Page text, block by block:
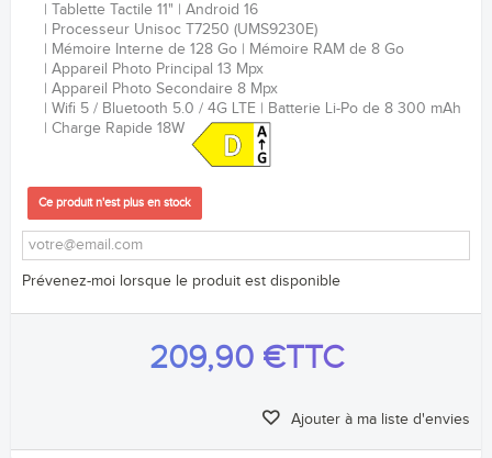
Tablette Tactile 11"
Android 16
Processeur Unisoc T7250 (UMS9230E)
Mémoire Interne de 128 Go
Mémoire RAM de 8 Go
Appareil Photo Principal 13 Mpx
Appareil Photo Secondaire 8 Mpx
Wifi 5 / Bluetooth 5.0 / 4G LTE
Batterie Li-Po de 8 300 mAh
Charge Rapide 18W
Ce produit n'est plus en stock
Prévenez-moi lorsque le produit est disponible
209,90 €TTC
Ajouter à ma liste d'envies